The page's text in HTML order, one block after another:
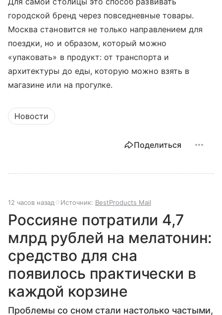
городской бренд через повседневные товары.
Москва становится не только направлением для
поездки, но и образом, который можно
«упаковать» в продукт: от транспорта и
архитектуры до еды, которую можно взять в
магазине или на прогулке.
Новости
Поделиться
12 часов назад Источник: BestProducts Mail
Россияне потратили 4,7
млрд рублей на мелатонин:
средство для сна
появилось практически в
каждой корзине
Проблемы со сном стали настолько частыми,